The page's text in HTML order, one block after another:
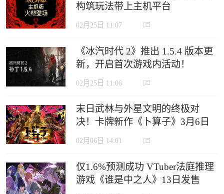
构筑玩法带上主机平台
02月25日 11:07
《冰汽时代 2》推出 1.5.4 版本更
新，开启首次游戏内活动！
02月25日 11:06
末日武林与外星文明的终极对
决！卡牌新作《卜算子》3月6日
即将开启抢先体验！
02月06日 14:01
仅1.6%预测成功 VTuber法庭推理
游戏《谁是中之人》13日发售